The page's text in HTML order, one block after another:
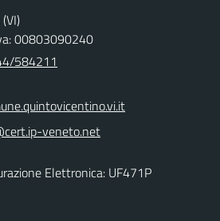
00803090240
584211
Elettronica: UF471P